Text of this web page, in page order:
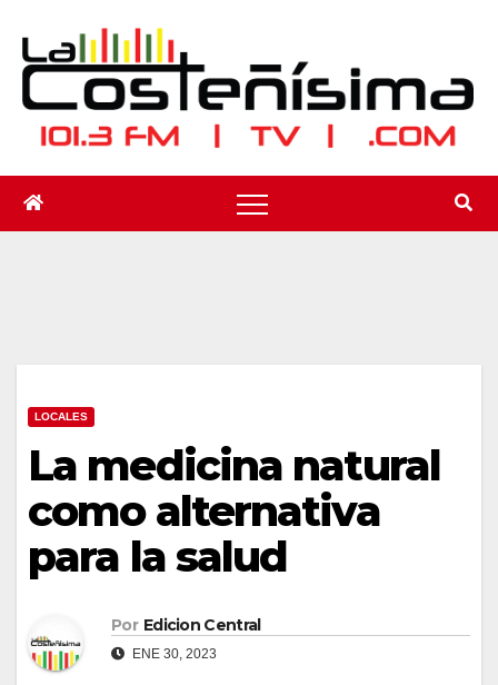
contenido
LOCALES
La medicina natural
como alternativa
para la salud
Por Edicion Central
ENE 30, 2023